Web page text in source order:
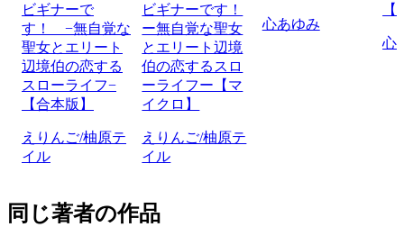
ビギナーで
す！ −無自覚な
聖女とエリート
辺境伯の恋する
スローライフ−
【合本版】
えりんご/柚原テ
イル
ビギナーです！
ー無自覚な聖女
とエリート辺境
伯の恋するスロ
ーライフー【マ
イクロ】
えりんご/柚原テ
イル
心あゆみ
心
同じ著者の作品